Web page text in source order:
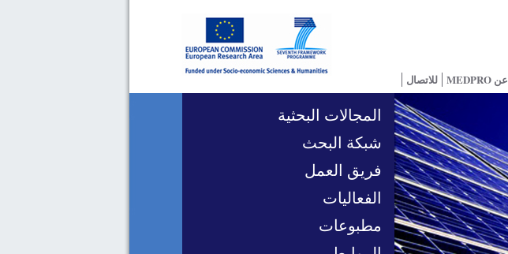
عن MEDPRO للاتصال
المجالات البحثية
شبكة البحث
فريق العمل
الفعاليات
مطبوعات